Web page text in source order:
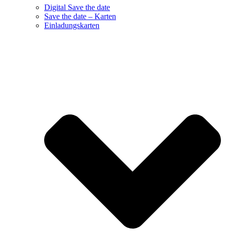
Digital Save the date
Save the date – Karten
Einladungskarten